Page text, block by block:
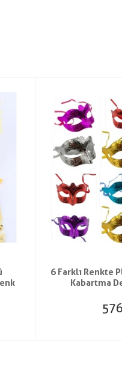
6 Farklı Renkte
Kabartma